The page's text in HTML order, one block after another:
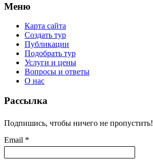
Меню
Карта сайта
Создать тур
Публикации
Подобрать тур
Услуги и цены
Вопросы и ответы
О нас
Рассылка
Подпишись, чтобы ничего не пропустить!
Email *